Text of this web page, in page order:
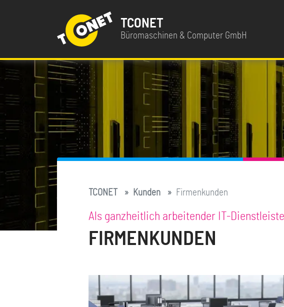
TCONET
Büromaschinen & Computer GmbH
TCONET Kunden Firmenkunden
Als ganzheitlich arbeitender IT-
FIRMENKUNDEN